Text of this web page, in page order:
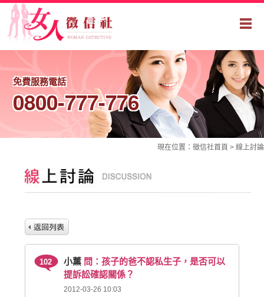
免費服務電話
0800-777-776
現在位置： 徵信社首頁 > 線上討論
102 小薰 問：孩子的爸不認私生子，是否可以
提訴訟確認關係？
2012-03-26 10:03